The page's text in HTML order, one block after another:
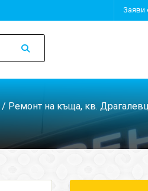
Заяви
/ Ремонт на къща, кв.